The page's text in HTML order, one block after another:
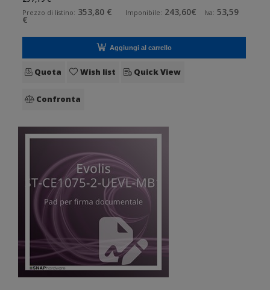
0,2 kg, incl.: software (signoSign/2, CD), 1 licenza (1 postazi
Prezzo di listino: 353,80 € Imponibile: 243,60€ Iva: 53,59
€
Aggiungi al carrello
Quota Wish list Quick View
Confronta